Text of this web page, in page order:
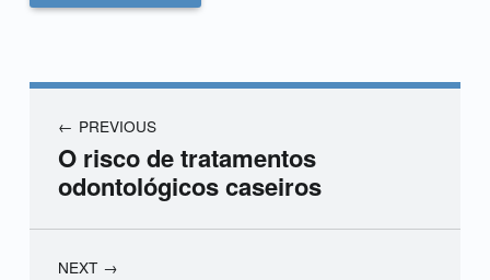
PREVIOUS
O risco de tratamentos
odontológicos caseiros
NEXT